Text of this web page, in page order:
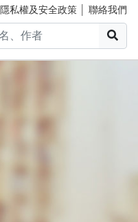
隱私權及安全政策 聯絡我們